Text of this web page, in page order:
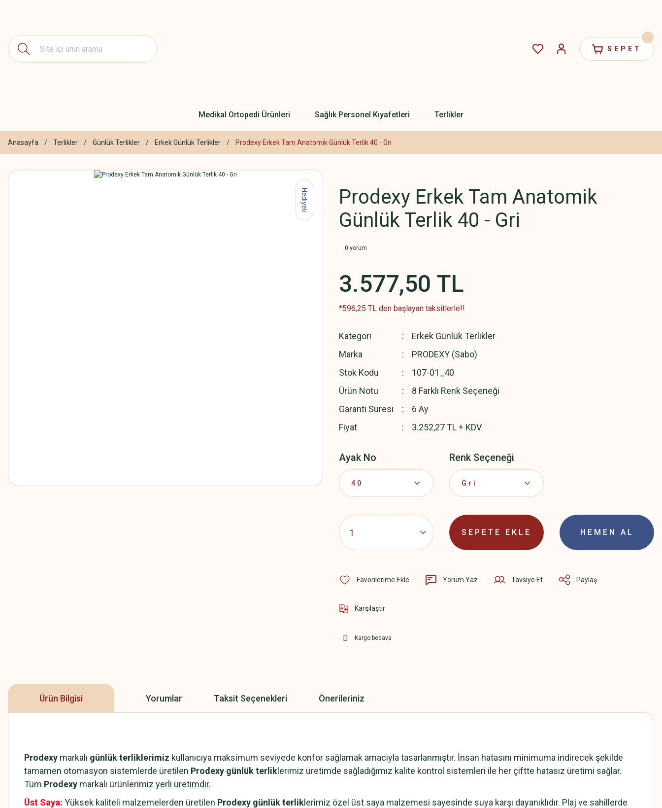
SEPET
Medikal Ortopedi Ürünleri Sağlık Personel Kıyafetleri Terlikler
Anasayfa Terlikler Günlük Terlikler Erkek Günlük Terlikler Prodexy Erkek Tam Anatomik Günlük Terlik 40 - Gri
Hediyeli
Prodexy Erkek Tam Anatomik
Günlük Terlik 40 - Gri
0 yorum
3.577,50 TL
*596,25 TL den başlayan taksitlerle!!
Kategori
Erkek Günlük Terlikler
Marka
PRODEXY (Sabo)
Stok Kodu
107-01_40
Ürün Notu
8 Farklı Renk Seçeneği
Garanti Süresi
6 Ay
Fiyat
3.252,27 TL + KDV
Ayak No Renk Seçeneği
SEPETE EKLE HEMEN AL
Yorum Yaz Tavsiye Et Paylaş
Karşılaştır
Kargo bedava
Ürün Bilgisi Yorumlar Taksit Seçenekleri Önerileriniz
Prodexy markalı günlük terliklerimiz kullanıcıya maksimum seviyede konfor sağlamak amacıyla tasarlanmıştır. İnsan hatasını minimuma indirecek şekilde
tamamen otomasyon sistemlerde üretilen Prodexy günlük terlik lerimiz üretimde sağladığımız kalite kontrol sistemleri ile her çiftte hatasız üretimi sağlar.
Tüm Prodexy markalı ürünlerimiz yerli üretimdir.
Üst Saya: Yüksek kaliteli malzemelerden üretilen Prodexy günlük terlik lerimiz özel üst saya malzemesi sayesinde suya karşı dayanıklıdır. Plaj ve sahillerde